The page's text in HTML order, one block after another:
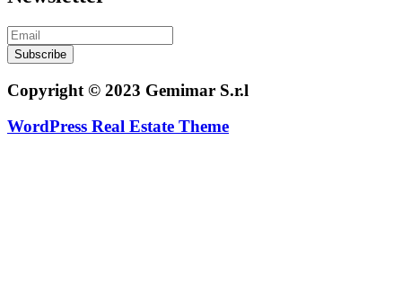
Subscribe
Copyright © 2023 Gemimar S.r.l
WordPress Real Estate Theme